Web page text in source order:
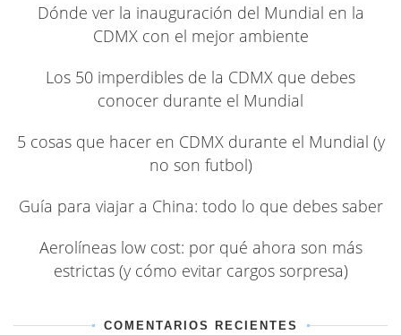
Dónde ver la inauguración del Mundial en la
CDMX con el mejor ambiente
Los 50 imperdibles de la CDMX que debes
conocer durante el Mundial
5 cosas que hacer en CDMX durante el Mundial (y
no son futbol)
Guía para viajar a China: todo lo que debes saber
Aerolíneas low cost: por qué ahora son más
estrictas (y cómo evitar cargos sorpresa)
COMENTARIOS RECIENTES